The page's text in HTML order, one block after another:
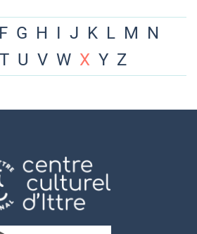
F G H I J K L M N
T U V W X Y Z